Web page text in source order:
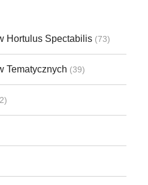
Hortulus Spectabilis (73)
Tematycznych (39)